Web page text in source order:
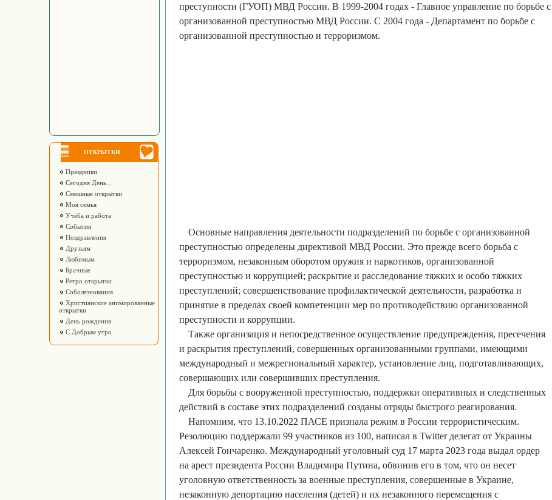
ОТКРЫТКИ
Праздники
Сегодня День...
Смешные открытки
Моя семья
Учёба и работа
События
Поздравления
Друзьям
Любимым
Брачные
Ретро открытки
Соболезнования
Христианские анимированные
открытки
День рождения
С Добрым утро
преступности (ГУОП) МВД России. В 1999-2004 годах - Главное управление по борьбе с
организованной преступностью МВД России. С 2004 года - Департамент по борьбе с
организованной преступностью и терроризмом.
Основные направления деятельности подразделений по борьбе с организованной
преступностью определены директивой МВД России. Это прежде всего борьба с
терроризмом, незаконным оборотом оружия и наркотиков, организованной
преступностью и коррупцией; раскрытие и расследование тяжких и особо тяжких
преступлений; совершенствование профилактической деятельности, разработка и
принятие в пределах своей компетенции мер по противодействию организованной
преступности и коррупции.
Также организация и непосредственное осуществление предупреждения, пресечения
и раскрытия преступлений, совершенных организованными группами, имеющими
международный и межрегиональный характер, установление лиц, подготавливающих,
совершающих или совершивших преступления.
Для борьбы с вооруженной преступностью, поддержки оперативных и следственных
действий в составе этих подразделений созданы отряды быстрого реагирования.
Напомним, что 13.10.2022 ПАСЕ признала режим в России террористическим.
Резолюцию поддержали 99 участников из 100, написал в Twitter делегат от Украины
Алексей Гончаренко. Международный уголовный суд 17 марта 2023 года выдал ордер
на арест президента России Владимира Путина, обвинив его в том, что он несет
уголовную ответственность за военные преступления, совершенные в Украине,
незаконную депортацию населения (детей) и их незаконного перемещения с